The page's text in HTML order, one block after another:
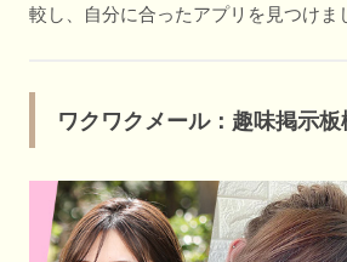
較し、自分に合ったアプリを見つけま
ワクワクメール：趣味掲示板